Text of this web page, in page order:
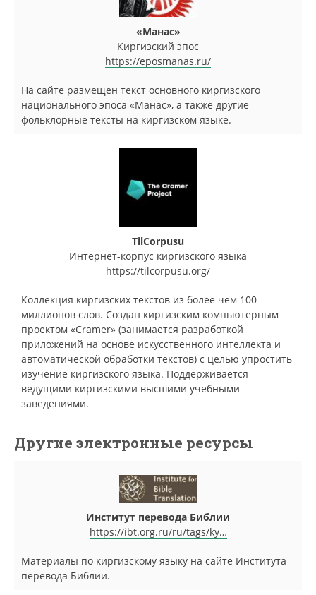
«Манас»
Киргизский эпос
https://eposmanas.ru/
На сайте размещен текст основного киргизского
национального эпоса «Манас», а также другие
фольклорные тексты на киргизском языке.
TilCorpusu
Интернет-корпус киргизского языка
https://tilcorpusu.org/
Коллекция киргизских текстов из более чем 100
миллионов слов. Создан киргизским компьютерным
проектом «Cramer» (занимается разработкой
приложений на основе искусственного интеллекта и
автоматической обработки текстов) с целью упростить
изучение киргизского языка. Поддерживается
ведущими киргизскими высшими учебными
заведениями.
Другие электронные ресурсы
Институт перевода Библии
https://ibt.org.ru/ru/tags/ky…
Материалы по киргизскому языку на сайте Института
перевода Библии.